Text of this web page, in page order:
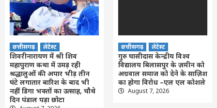
छत्तीसगढ़ लेटेस्ट
शिवरीनारायण में श्री शिव
महापुराण कथा में उमड़ रही
श्रद्धालुओं की अपार भीड़ तीन
घंटे लगातार बारिश के बाद भी
नहीं डिगा भक्तों का उत्साह, चौथे
दिन पंडाल पड़ा छोटा
छत्तीसगढ़ लेटेस्ट
गुरु घासीदास केन्द्रीय विश्व
विद्यालय बिलासपुर के ज़मीन को
अग्रवाल समाज को देने के साज़िश
का होगा विरोध –एल एल कोशले
August 7, 2026